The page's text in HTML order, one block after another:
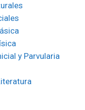
y Parvularia